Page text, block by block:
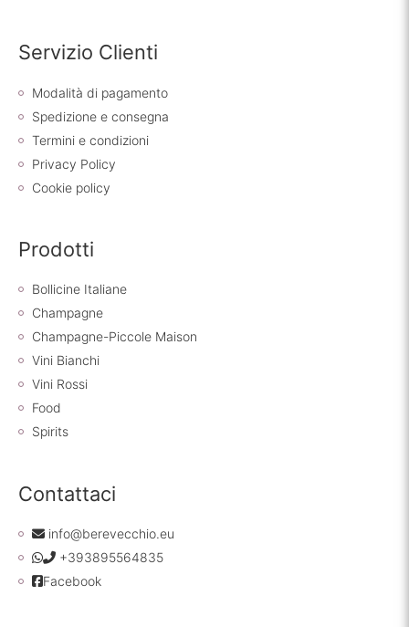
Servizio Clienti
Modalità di pagamento
Spedizione e consegna
Termini e condizioni
Privacy Policy
Cookie policy
Prodotti
Bollicine Italiane
Champagne
Champagne-Piccole Maison
Vini Bianchi
Vini Rossi
Food
Spirits
Contattaci
info@berevecchio.eu
+393895564835
Facebook